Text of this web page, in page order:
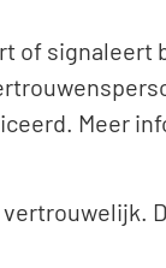
of
Meer